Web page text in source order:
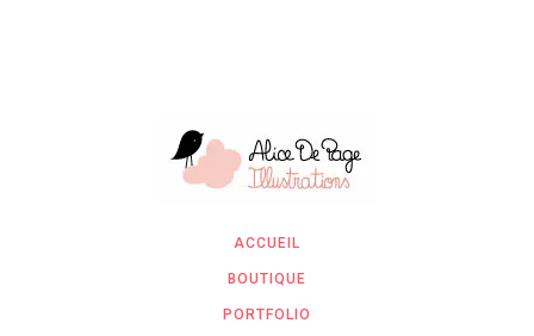
ACCUEIL
BOUTIQUE
PORTFOLIO